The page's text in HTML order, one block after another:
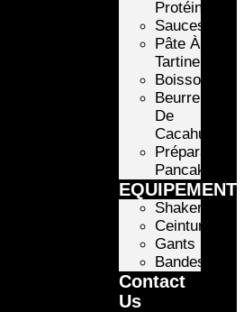
Protéinée
Sauces
Pâte À
Tartiner
Boissons
Beurre
De
Cacahuète
Préparation
Pancake
Shakers
Ceintures
Gants
Bandes
Contact
Us